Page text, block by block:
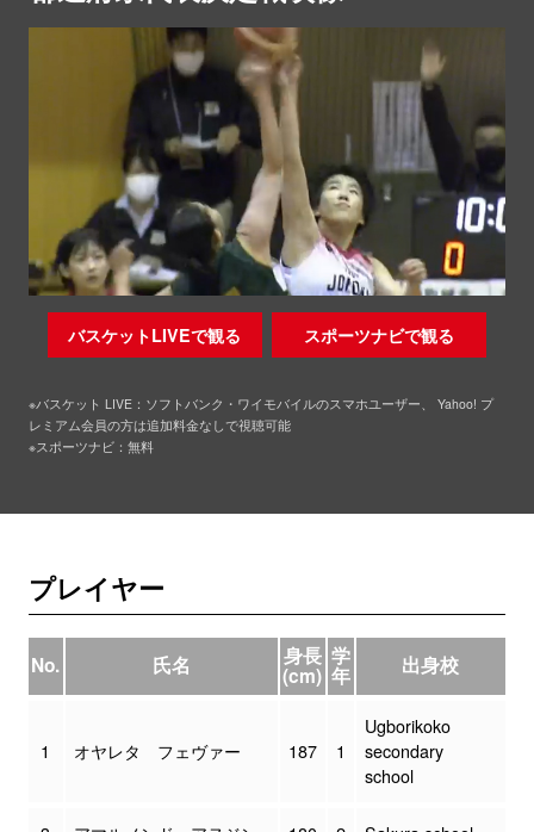
バスケットLIVEで観る スポーツナビで観る
※バスケット LIVE：ソフトバンク・ワイモバイルのスマホユーザー、 Yahoo! プ
レミアム会員の方は追加料金なしで視聴可能
※スポーツナビ：無料
プレイヤー
No. 氏名 身長
(cm)
学
年 出身校
1 オヤレタ フェヴァー 187 1
Ugborikoko
secondary
school